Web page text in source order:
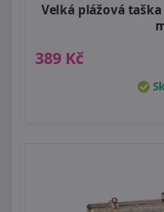
Velká plážová
389 Kč